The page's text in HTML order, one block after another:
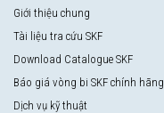
Giới thiệu chung
Tài liệu tra cứu SKF
Download Catalogue SKF
Báo giá vòng bi SKF chính hãng
Dịch vụ kỹ thuật